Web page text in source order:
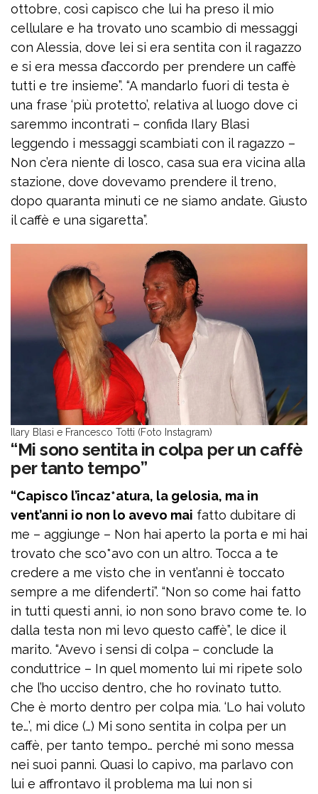
ottobre, così capisco che lui ha preso il mio
cellulare e ha trovato uno scambio di messaggi
con Alessia, dove lei si era sentita con il ragazzo
e si era messa d’accordo per prendere un caffè
tutti e tre insieme”. “A mandarlo fuori di testa è
una frase ‘più protetto’, relativa al luogo dove ci
saremmo incontrati – confida Ilary Blasi
leggendo i messaggi scambiati con il ragazzo –
Non c’era niente di losco, casa sua era vicina alla
stazione, dove dovevamo prendere il treno,
dopo quaranta minuti ce ne siamo andate. Giusto
il caffè e una sigaretta”.
Ilary Blasi e Francesco Totti (Foto Instagram)
“Mi sono sentita in colpa per un caffè
per tanto tempo”
“Capisco l’incaz*atura, la gelosia, ma in
vent’anni io non lo avevo mai fatto dubitare di
me – aggiunge – Non hai aperto la porta e mi hai
trovato che sco*avo con un altro. Tocca a te
credere a me visto che in vent’anni è toccato
sempre a me difenderti”. “Non so come hai fatto
in tutti questi anni, io non sono bravo come te. Io
dalla testa non mi levo questo caffè”, le dice il
marito. “Avevo i sensi di colpa – conclude la
conduttrice – In quel momento lui mi ripete solo
che l’ho ucciso dentro, che ho rovinato tutto.
Che è morto dentro per colpa mia. ‘Lo hai voluto
te…’, mi dice (…) Mi sono sentita in colpa per un
caffè, per tanto tempo… perché mi sono messa
nei suoi panni. Quasi lo capivo, ma parlavo con
lui e affrontavo il problema ma lui non si